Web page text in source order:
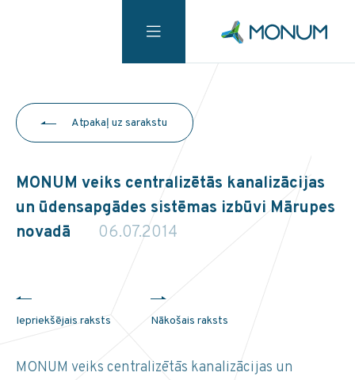
Atpakaļ uz sarakstu
MONUM veiks centralizētās kanalizācijas
un ūdensapgādes sistēmas izbūvi Mārupes
novadā
06.07.2014
Iepriekšējais raksts Nākošais raksts
MONUM veiks centralizētās kanalizācijas un